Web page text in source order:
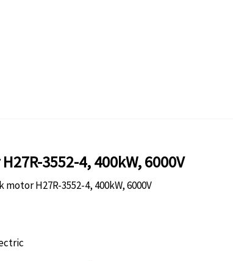
3552-4, 400kW, 6000V
H27R-3552-4, 400kW, 6000V